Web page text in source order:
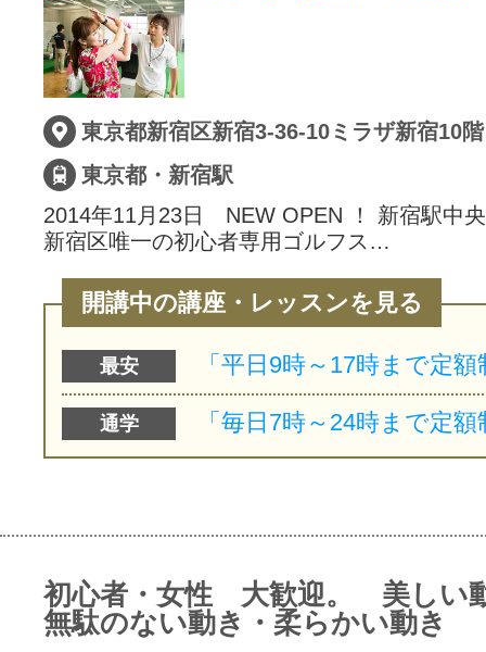
東京都新宿区新宿3-36-10ミラザ新宿10階
東京都・新宿駅
2014年11月23日 NEW OPEN ！ 新宿駅中
新宿区唯一の初心者専用ゴルフス…
開講中の講座・レッスンを見る
最安
通学
初心者・女性 大歓迎。 美しい
無駄のない動き・柔らかい動き